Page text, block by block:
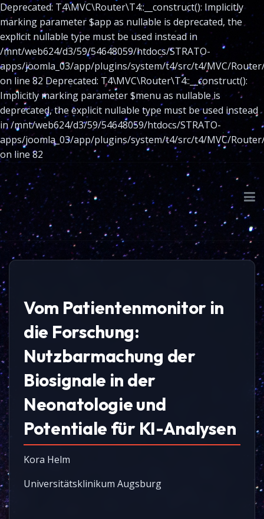
Deprecated: T4\MVC\Router\T4::__construct(): Implicitly
marking parameter $app as nullable is deprecated, the
explicit nullable type must be used instead in
/mnt/web624/d3/59/54648059/htdocs/STRATO-
apps/joomla_03/app/plugins/system/t4/src/t4/MVC/
on line 82 Deprecated: T4\MVC\Router\T4::__construct():
Implicitly marking parameter $menu as nullable is
deprecated, the explicit nullable type must be used instead
in /mnt/web624/d3/59/54648059/htdocs/STRATO-
apps/joomla_03/app/plugins/system/t4/src/t4/MVC/
on line 82
Vom Patientenmonitor in
die Forschung:
Nutzbarmachung der
Biosignale in der
Neonatologie und
Potentiale für KI-Analysen
Kora Helm
Universitätsklinikum Augsburg